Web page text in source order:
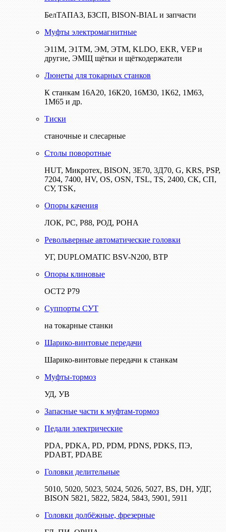
БелТАПАЗ, БЗСП, BISON-BIAL и запчасти
Муфты электромагнитные
Э11М, Э1ТМ, ЭМ, ЭТМ, KLDO, EKR, VEP и
другие, ЭМЩ щётки и щёткодержатели
Люнеты для токарных станков
К станкам 16А20, 16К20, 16М30, 1К62, 1М63,
1М65 и др.
Тиски
станочные и слесарные
Столы поворотные
HUT, Микротех, BISON, 3Е70, 3Д70, G, KRS, PSP,
7204, 7400, HV, OS, OSN, TSL, TS, 2400, СК, СП,
СУ, TSK,
Опоры качения
ЛОК, РС, Р88, РОД, РОНА
Револьверные автоматические головки
УГ, DUPLOMATIC BSV-N200, ВТР
Опоры клиновые
ОСТ2 Р79
Суппорты СУТ
на токарные станки
Шарико-винтовые передачи
Шарико-винтовые передачи к станкам
Муфты-тормоз
УД, УВ
Запасные части к муфтам-тормоз
Педали электрические
PDA, PDKA, PD, PDM, PDNS, PDKS, ПЭ,
PDABT, PDABE
Головки делительные
5010, 5020, 5023, 5024, 5026, 5027, BS, DH, УДГ,
BISON 5821, 5822, 5824, 5843, 5901, 5911
Головки долбёжные, фрезерные